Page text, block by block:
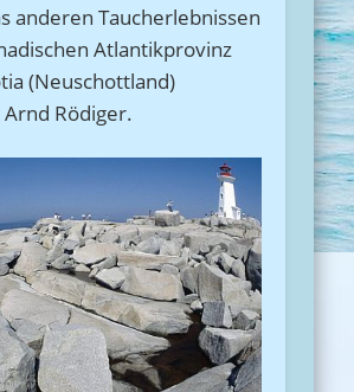
anderen Taucherlebnissen
Atlantikprovinz
(Neuschottland)
Rödiger.